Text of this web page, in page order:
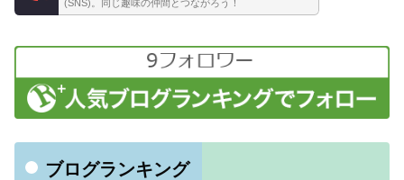
(SNS)。同じ趣味の仲間とつながろう！
ブログランキング